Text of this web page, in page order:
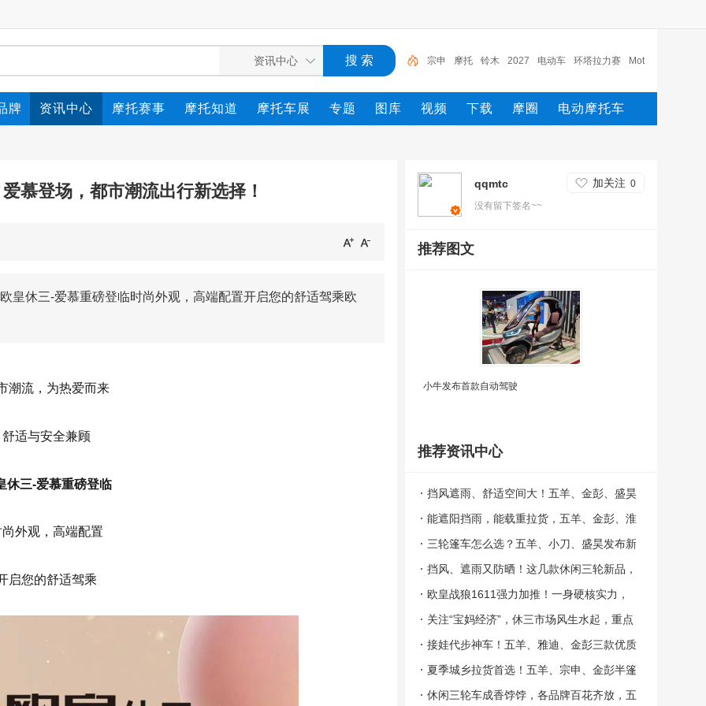
宗申 摩托 铃木 2027 电动车 环塔拉力赛 Mot
o2 MXGP Moto3 yamaha
牌 资讯中心 摩托赛事 摩托知道 摩托车展 专题 图库 视频 下载 摩圈 电动摩托车
慕登场，都市潮流出行新选择！
皇休三-爱慕重磅登临时尚外观，高端配置开启您的舒适驾乘欧
潮流，为热爱而来
舒适与安全兼顾
休三-爱慕重磅登临
尚外观，高端配置
启您的舒适驾乘
qqmtc 加关注 0
没有留下签名~~
推荐图文
小牛发布首款自动驾驶
推荐资讯中心
挡风遮雨、舒适空间大！五羊、金彭、盛昊
这些好用的篷车电三别错过！
能遮阳挡雨，能载重拉货，五羊、金彭、淮
海3款半封闭货运三轮车，拉货好帮手！
三轮篷车怎么选？五羊、小刀、盛昊发布新
品，成为夏日出行新选择！
挡风、遮雨又防晒！这几款休闲三轮新品，
好看更好用！
欧皇战狼1611强力加推！一身硬核实力，
重载拉货无忧！
关注“宝妈经济”，休三市场风生水起，重点
关注五羊、雅迪、爱玛的这三款车！
接娃代步神车！五羊、雅迪、金彭三款优质
休三，功能多配置全，宝妈严选！
夏季城乡拉货首选！五羊、宗申、金彭半篷
货三年中上新，开启"爆款模式"！
休闲三轮车成香饽饽，各品牌百花齐放，五